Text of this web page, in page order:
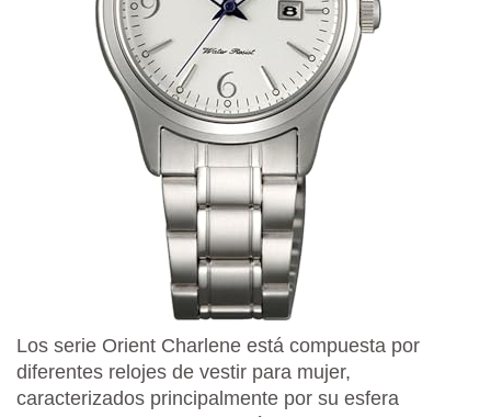
Los serie Orient Charlene está compuesta por
diferentes relojes de vestir para mujer,
caracterizados principalmente por su esfera